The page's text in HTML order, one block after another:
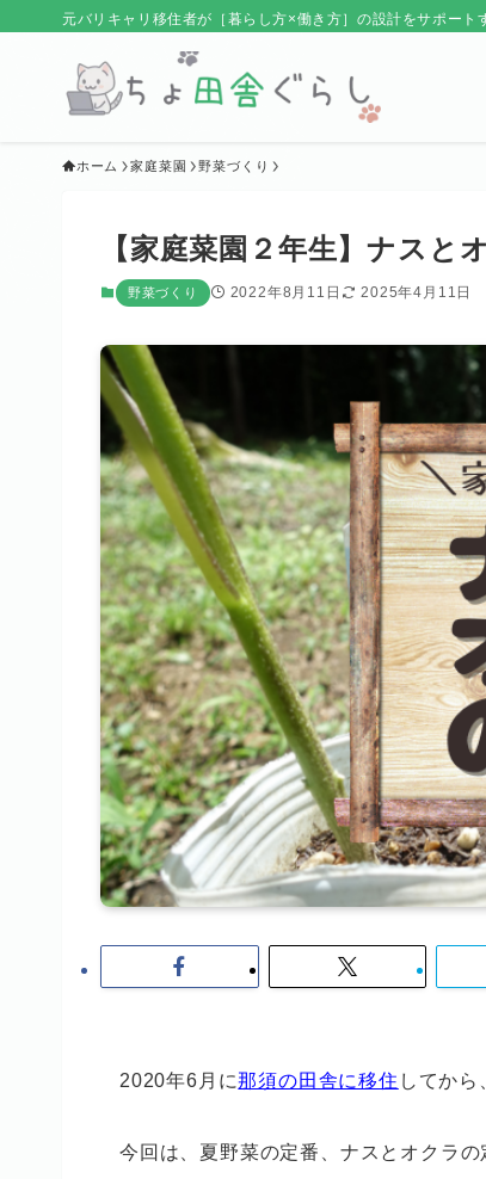
元バリキャリ移住者が［暮らし方×働き方］の設計をサポート
ホーム 家庭菜園 野菜づくり
【家庭菜園２年生】ナスと
野菜づくり 2022年8月11日 2025年4月11日
2020年6月に那須の田舎に移住 してから
今回は、夏野菜の定番、ナスとオクラの